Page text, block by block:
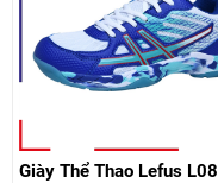
Giày Thể Thao Lefus L08